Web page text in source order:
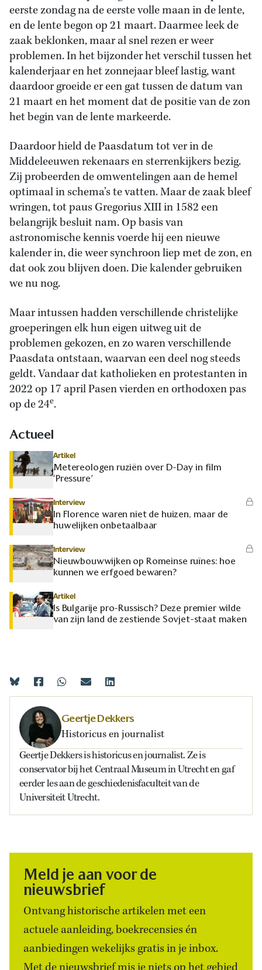
eerste zondag na de eerste volle maan in de lente,
en de lente begon op 21 maart. Daarmee leek de
zaak beklonken, maar al snel rezen er weer
problemen. In het bijzonder het verschil tussen het
kalenderjaar en het zonnejaar bleef lastig, want
daardoor groeide er een gat tussen de datum van
21 maart en het moment dat de positie van de zon
het begin van de lente markeerde.
Daardoor hield de Paasdatum tot ver in de
Middeleeuwen rekenaars en sterrenkijkers bezig.
Zij probeerden de omwentelingen aan de hemel
optimaal in schema’s te vatten. Maar de zaak bleef
wringen, tot paus Gregorius XIII in 1582 een
belangrijk besluit nam. Op basis van
astronomische kennis voerde hij een nieuwe
kalender in, die weer synchroon liep met de zon, en
dat ook zou blijven doen. Die kalender gebruiken
we nu nog.
Maar intussen hadden verschillende christelijke
groeperingen elk hun eigen uitweg uit de
problemen gekozen, en zo waren verschillende
Paasdata ontstaan, waarvan een deel nog steeds
geldt. Vandaar dat katholieken en protestanten in
2022 op 17 april Pasen vierden en orthodoxen pas
op de 24e.
Actueel
Artikel
Metereologen ruziën over D-Day in film
‘Pressure’
Interview
In Florence waren niet de huizen, maar de
huwelijken onbetaalbaar
Interview
Nieuwbouwwijken op Romeinse ruïnes: hoe
kunnen we erfgoed bewaren?
Artikel
Is Bulgarije pro-Russisch? Deze premier wilde
van zijn land de zestiende Sovjet-staat maken
Geertje Dekkers
Historicus en journalist
Geertje Dekkers is historicus en journalist. Ze is
conservator bij het Centraal Museum in Utrecht en gaf
eerder les aan de geschiedenisfaculteit van de
Universiteit Utrecht.
Meld je aan voor de
nieuwsbrief
Ontvang historische artikelen met een
actuele aanleiding, boekrecensies én
aanbiedingen wekelijks gratis in je inbox.